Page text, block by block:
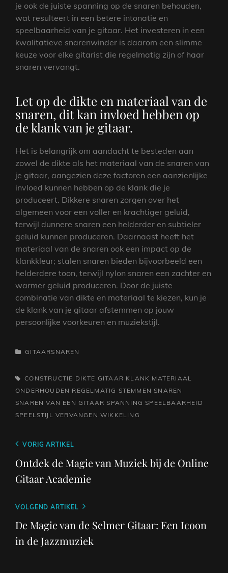
je ook de juiste spanning op de snaren behouden,
wat resulteert in een betere intonatie en
speelbaarheid van je gitaar. Het investeren in een
kwalitatieve snarenwinder is daarom een slimme
keuze voor elke gitarist die regelmatig zijn of haar
snaren vervangt.
Let op de dikte en materiaal van de
snaren, dit kan invloed hebben op
de klank van je gitaar.
Het is belangrijk om aandacht te besteden aan
zowel de dikte als het materiaal van de snaren van
je gitaar, aangezien deze factoren een aanzienlijke
invloed kunnen hebben op de klank die je
produceert. Dikkere snaren zorgen over het
algemeen voor een voller en krachtiger geluid,
terwijl dunnere snaren een helderder en subtieler
geluid kunnen produceren. Daarnaast heeft het
materiaal van de snaren ook een impact op de
klankkleur; stalen snaren bieden bijvoorbeeld een
helderdere toon, terwijl nylon snaren een zachter en
warmer geluid produceren. Door de juiste
combinatie van dikte en materiaal te kiezen, kun je
de klank van je gitaar afstemmen op jouw
persoonlijke voorkeuren en muziekstijl.
CATEGORIEËN
GITAARSNAREN
TAGS,CONSTRUCTIE DIKTE GITAAR KLANK MATERIAAL
ONDERHOUDEN REGELMATIG STEMMEN SNAREN
SNAREN VAN EEN GITAAR SPANNING SPEELBAARHEID
SPEELSTIJL VERVANGEN WIKKELING
Berichtnavigatie
Vorig
bericht
VORIG ARTIKEL
Ontdek de Magie van Muziek bij de Online
Gitaar Academie
Volgend
bericht
VOLGEND ARTIKEL
De Magie van de Selmer Gitaar: Een Icoon
in de Jazzmuziek